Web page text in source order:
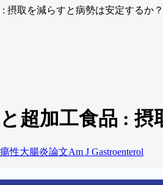
摂取を減らすと病勢は安定するか？
超加工食品 :
性大腸炎論文Am J Gastroenterol